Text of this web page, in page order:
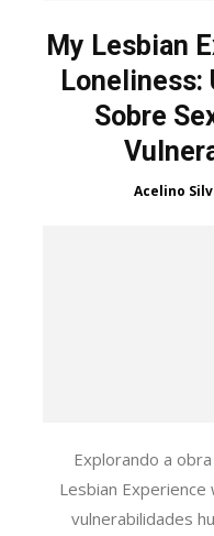
My Lesbian
Loneliness:
Sobre
Acelino
Explorando a
Lesbian
vulnerabilidades